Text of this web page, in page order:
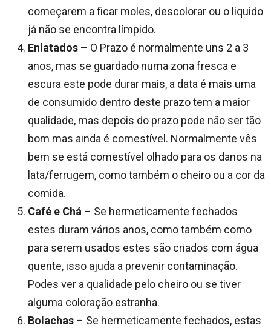
começarem a ficar moles, descolorar ou o liquido
já não se encontra límpido.
Enlatados – O Prazo é normalmente uns 2 a 3
anos, mas se guardado numa zona fresca e
escura este pode durar mais, a data é mais uma
de consumido dentro deste prazo tem a maior
qualidade, mas depois do prazo pode não ser tão
bom mas ainda é comestível. Normalmente vês
bem se está comestível olhado para os danos na
lata/ferrugem, como também o cheiro ou a cor da
comida.
Café e Chá – Se hermeticamente fechados
estes duram vários anos, como também como
para serem usados estes são criados com água
quente, isso ajuda a prevenir contaminação.
Podes ver a qualidade pelo cheiro ou se tiver
alguma coloração estranha.
Bolachas – Se hermeticamente fechados, estas